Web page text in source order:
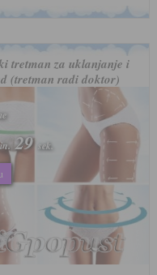
tretman za uklanjanje i
(tretman radi doktor)
26 sek.
26 sek.